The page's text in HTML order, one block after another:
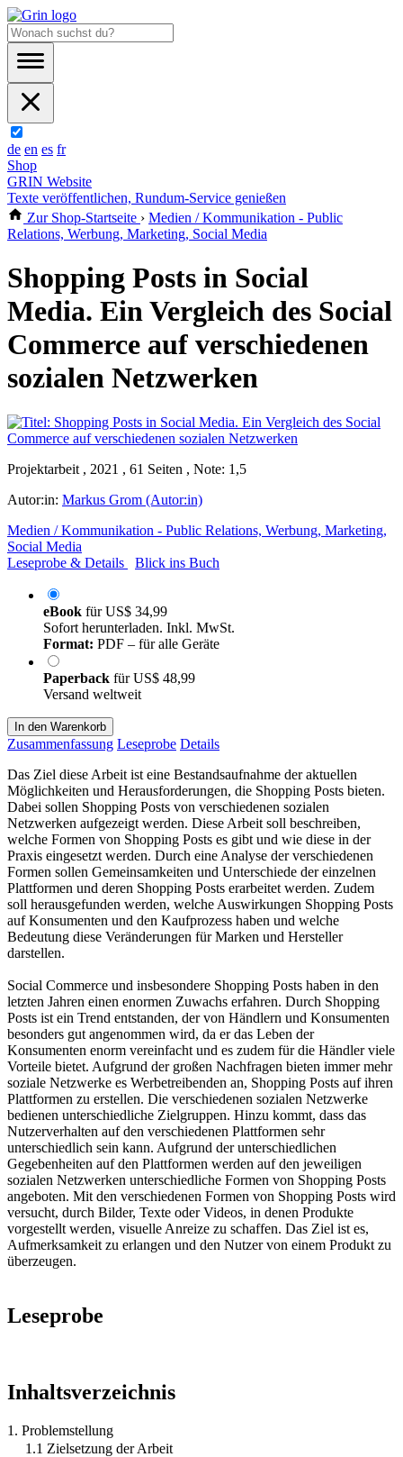
de en es fr
Shop
GRIN Website
Texte veröffentlichen, Rundum-Service genießen
Zur Shop-Startseite › Medien / Kommunikation - Public
Relations, Werbung, Marketing, Social Media
Shopping Posts in Social
Media. Ein Vergleich des Social
Commerce auf verschiedenen
sozialen Netzwerken
Projektarbeit , 2021 , 61 Seiten , Note: 1,5
Autor:in: Markus Grom (Autor:in)
Medien / Kommunikation - Public Relations, Werbung, Marketing,
Social Media
Leseprobe & Details
Blick ins Buch
eBook fürUS$ 34,99
Sofort herunterladen. Inkl. MwSt.
Format: PDF – für alle Geräte
Paperback fürUS$ 48,99
Versand weltweit
In den Warenkorb
Zusammenfassung Leseprobe Details
Das Ziel diese Arbeit ist eine Bestandsaufnahme der aktuellen
Möglichkeiten und Herausforderungen, die Shopping Posts bieten.
Dabei sollen Shopping Posts von verschiedenen sozialen
Netzwerken aufgezeigt werden. Diese Arbeit soll beschreiben,
welche Formen von Shopping Posts es gibt und wie diese in der
Praxis eingesetzt werden. Durch eine Analyse der verschiedenen
Formen sollen Gemeinsamkeiten und Unterschiede der einzelnen
Plattformen und deren Shopping Posts erarbeitet werden. Zudem
soll herausgefunden werden, welche Auswirkungen Shopping Posts
auf Konsumenten und den Kaufprozess haben und welche
Bedeutung diese Veränderungen für Marken und Hersteller
darstellen.
Social Commerce und insbesondere Shopping Posts haben in den
letzten Jahren einen enormen Zuwachs erfahren. Durch Shopping
Posts ist ein Trend entstanden, der von Händlern und Konsumenten
besonders gut angenommen wird, da er das Leben der
Konsumenten enorm vereinfacht und es zudem für die Händler viele
Vorteile bietet. Aufgrund der großen Nachfragen bieten immer mehr
soziale Netzwerke es Werbetreibenden an, Shopping Posts auf ihren
Plattformen zu erstellen. Die verschiedenen sozialen Netzwerke
bedienen unterschiedliche Zielgruppen. Hinzu kommt, dass das
Nutzerverhalten auf den verschiedenen Plattformen sehr
unterschiedlich sein kann. Aufgrund der unterschiedlichen
Gegebenheiten auf den Plattformen werden auf den jeweiligen
sozialen Netzwerken unterschiedliche Formen von Shopping Posts
angeboten. Mit den verschiedenen Formen von Shopping Posts wird
versucht, durch Bilder, Texte oder Videos, in denen Produkte
vorgestellt werden, visuelle Anreize zu schaffen. Das Ziel ist es,
Aufmerksamkeit zu erlangen und den Nutzer von einem Produkt zu
überzeugen.
Leseprobe
Inhaltsverzeichnis
1. Problemstellung
1.1 Zielsetzung der Arbeit